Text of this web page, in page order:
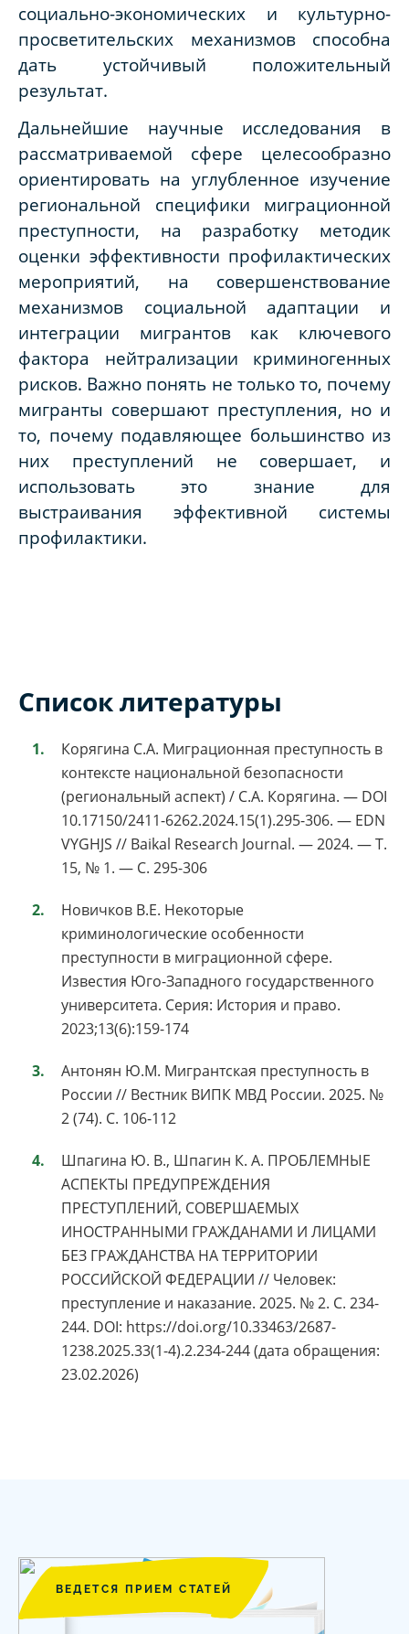
социально-экономических и культурно-
просветительских механизмов способна
дать устойчивый положительный
результат.
Дальнейшие научные исследования в
рассматриваемой сфере целесообразно
ориентировать на углубленное изучение
региональной специфики миграционной
преступности, на разработку методик
оценки эффективности профилактических
мероприятий, на совершенствование
механизмов социальной адаптации и
интеграции мигрантов как ключевого
фактора нейтрализации криминогенных
рисков. Важно понять не только то, почему
мигранты совершают преступления, но и
то, почему подавляющее большинство из
них преступлений не совершает, и
использовать это знание для
выстраивания эффективной системы
профилактики.
Список литературы
Корягина С.А. Миграционная преступность в
контексте национальной безопасности
(региональный аспект) / С.А. Корягина. — DOI
10.17150/2411-6262.2024.15(1).295-306. — EDN
VYGHJS // Baikal Research Journal. — 2024. — Т.
15, № 1. — С. 295-306
Новичков В.Е. Некоторые
криминологические особенности
преступности в миграционной сфере.
Известия Юго-Западного государственного
университета. Серия: История и право.
2023;13(6):159-174
Антонян Ю.М. Мигрантская преступность в
России // Вестник ВИПК МВД России. 2025. №
2 (74). С. 106-112
Шпагина Ю. В., Шпагин К. А. ПРОБЛЕМНЫЕ
АСПЕКТЫ ПРЕДУПРЕЖДЕНИЯ
ПРЕСТУПЛЕНИЙ, СОВЕРШАЕМЫХ
ИНОСТРАННЫМИ ГРАЖДАНАМИ И ЛИЦАМИ
БЕЗ ГРАЖДАНСТВА НА ТЕРРИТОРИИ
РОССИЙСКОЙ ФЕДЕРАЦИИ // Человек:
преступление и наказание. 2025. № 2. С. 234-
244. DOI: https://doi.org/10.33463/2687-
1238.2025.33(1-4).2.234-244 (дата обращения:
23.02.2026)
ВЕДЕТСЯ ПРИЕМ СТАТЕЙ